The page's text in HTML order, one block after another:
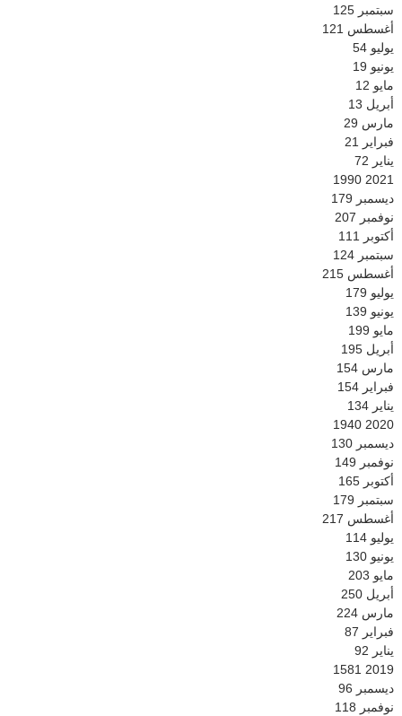
سبتمبر 125
أغسطس 121
يوليو 54
يونيو 19
مايو 12
أبريل 13
مارس 29
فبراير 21
يناير 72
2021
1990
ديسمبر 179
نوفمبر 207
أكتوبر 111
سبتمبر 124
أغسطس 215
يوليو 179
يونيو 139
مايو 199
أبريل 195
مارس 154
فبراير 154
يناير 134
2020
1940
ديسمبر 130
نوفمبر 149
أكتوبر 165
سبتمبر 179
أغسطس 217
يوليو 114
يونيو 130
مايو 203
أبريل 250
مارس 224
فبراير 87
يناير 92
2019
1581
ديسمبر 96
نوفمبر 118